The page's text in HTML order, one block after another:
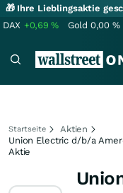
🎁 Ihre Lieblingsaktie
DAX +0,69% Gold 0,00 %
Startseite
Aktien
Union Electric d/b/a
Aktie